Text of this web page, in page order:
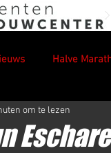
Halve
om te lezen